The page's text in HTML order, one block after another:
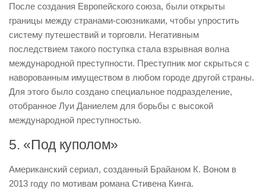
После создания Европейского союза, были открыты
границы между странами-союзниками, чтобы упростить
систему путешествий и торговли. Негативным
последствием такого поступка стала взрывная волна
международной преступности. Преступник мог скрыться с
наворованным имуществом в любом городе другой страны.
Для этого было создано специальное подразделение,
отобранное Луи Даниелем для борьбы с высокой
международной преступностью.
5. «Под куполом»
Американский сериал, созданный Брайаном К. Воном в
2013 году по мотивам романа Стивена Кинга.